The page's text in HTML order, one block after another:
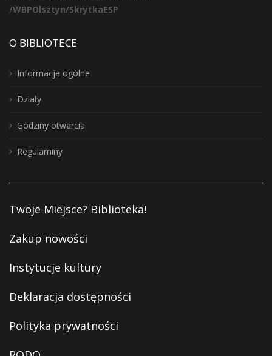
/WBPOlsztyn/SkrytkaESP
O BIBLIOTECE
Informacje ogólne
Działy
Godziny otwarcia
Regulaminy
Twoje Miejsce? Biblioteka!
Zakup nowości
Instytucje kultury
Deklaracja dostępności
Polityka prywatności